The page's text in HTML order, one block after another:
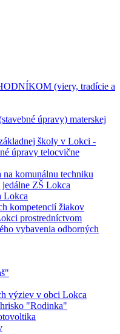
(viery, tradície a
úpravy) materskej
školy v Lokci -
úpravy telocvične
na komunálnu techniku
ZŠ Lokca
Lokca
kompetencií žiakov
prostredníctvom
vybavenia odborných
výziev v obci Lokca
"Rodinka"